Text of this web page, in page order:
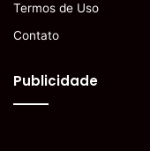
Termos de Uso
Contato
Publicidade